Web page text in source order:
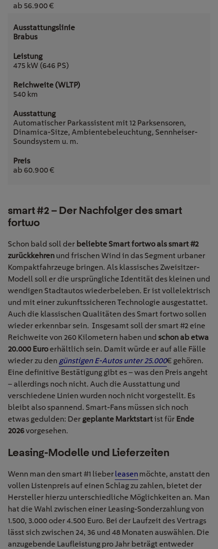
ab 56.900 €
Brabus
475 kW (646 PS)
540 km
Automatischer Parkassistent mit 12 Parksensoren,
Dinamica-Sitze, Ambientebeleuchtung, Sennheiser-
Soundsystem u. m.
ab 60.900 €
smart #2 – Der Nachfolger des smart
fortwo
Schon bald soll der beliebte Smart fortwo als smart #2
zurückkehren und frischen Wind in das Segment urbaner
Kompaktfahrzeuge bringen. Als klassisches Zweisitzer-
Modell soll er die ursprüngliche Identität des kleinen und
wendigen Stadtautos wiederbeleben. Er ist vollelektrisch
und mit einer zukunftssicheren Technologie ausgestattet.
Auch die klassischen Qualitäten des Smart fortwo sollen
wieder erkennbar sein. Insgesamt soll der smart #2 eine
Reichweite von 260 Kilometern haben und schon ab etwa
20.000 Euroerhältlich sein. Damit würde er auf alle Fälle
wieder zu den günstigen E-Autos unter 25.000€ gehören.
Eine definitive Bestätigung gibt es – was den Preis angeht
– allerdings noch nicht. Auch die Ausstattung und
verschiedene Linien wurden noch nicht vorgestellt. Es
bleibt also spannend. Smart-Fans müssen sich noch
etwas gedulden: Der geplante Marktstartist für Ende
2026vorgesehen.
Leasing-Modelle und Lieferzeiten
Wenn man den smart #1 lieberleasen möchte, anstatt den
vollen Listenpreis auf einen Schlag zu zahlen, bietet der
Hersteller hierzu unterschiedliche Möglichkeiten an. Man
hat die Wahl zwischen einer Leasing-Sonderzahlung von
1.500, 3.000 oder 4.500 Euro. Bei der Laufzeit des Vertrags
lässt sich zwischen 24, 36 und 48 Monaten auswählen. Die
anzugebende Laufleistung pro Jahr beträgt entweder